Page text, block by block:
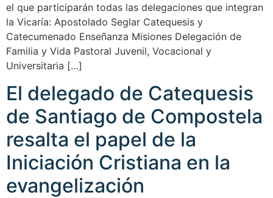
el que participarán todas las delegaciones que integran
la Vicaría: Apostolado Seglar Catequesis y
Catecumenado Enseñanza Misiones Delegación de
Familia y Vida Pastoral Juvenil, Vocacional y
Universitaria […]
El delegado de Catequesis
de Santiago de Compostela
resalta el papel de la
Iniciación Cristiana en la
evangelización